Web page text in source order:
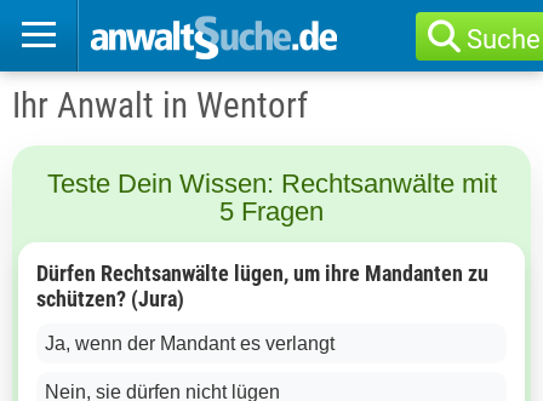
Suche
Ihr Anwalt in Wentorf
Teste Dein Wissen: Rechtsanwälte mit
5 Fragen
Dürfen Rechtsanwälte lügen, um ihre Mandanten zu
schützen? (Jura)
Ja, wenn der Mandant es verlangt
Nein, sie dürfen nicht lügen